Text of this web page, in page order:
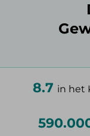
8.7 in het